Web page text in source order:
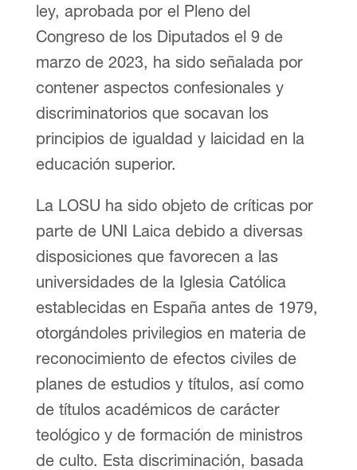
ley, aprobada por el Pleno del
Congreso de los Diputados el 9 de
marzo de 2023, ha sido señalada por
contener aspectos confesionales y
discriminatorios que socavan los
principios de igualdad y laicidad en la
educación superior.
La LOSU ha sido objeto de críticas por
parte de UNI Laica debido a diversas
disposiciones que favorecen a las
universidades de la Iglesia Católica
establecidas en España antes de 1979,
otorgándoles privilegios en materia de
reconocimiento de efectos civiles de
planes de estudios y títulos, así como
de títulos académicos de carácter
teológico y de formación de ministros
de culto. Esta discriminación, basada